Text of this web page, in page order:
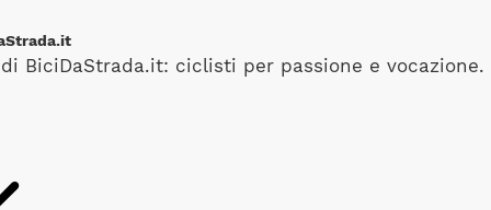
BiciDaStrada.it: ciclisti per passione e